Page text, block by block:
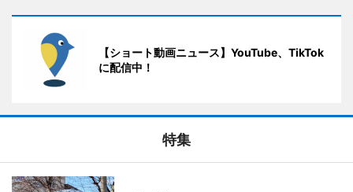
【ショート動画ニュース】YouTube、TikTok
に配信中！
特集